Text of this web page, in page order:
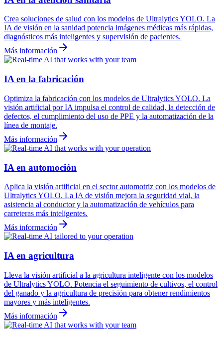
Crea soluciones de salud con los modelos de Ultralytics YOLO. La
IA de visión en la sanidad potencia imágenes médicas más rápidas,
diagnósticos más inteligentes y supervisión de pacientes.
Más información
IA en la fabricación
Optimiza la fabricación con los modelos de Ultralytics YOLO. La
visión artificial por IA impulsa el control de calidad, la detección de
defectos, el cumplimiento del uso de PPE y la automatización de la
línea de montaje.
Más información
IA en automoción
Aplica la visión artificial en el sector automotriz con los modelos de
Ultralytics YOLO. La IA de visión mejora la seguridad vial, la
asistencia al conductor y la automatización de vehículos para
carreteras más inteligentes.
Más información
IA en agricultura
Lleva la visión artificial a la agricultura inteligente con los modelos
de Ultralytics YOLO. Potencia el seguimiento de cultivos, el control
del ganado y la agricultura de precisión para obtener rendimientos
mayores y más inteligentes.
Más información